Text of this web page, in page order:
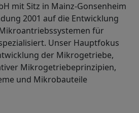
mit Sitz in Mainz-Gonsenheim
2001 auf die Entwicklung
für
Unser Hauptfokus
der Mikrogetriebe,
Mikrogetriebeprinzipien,
und Mikrobauteile